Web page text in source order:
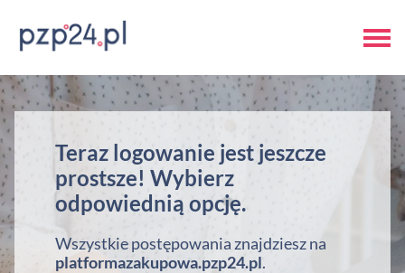
Teraz logowanie jest jeszcze
prostsze! Wybierz
odpowiednią opcję.
Wszystkie postępowania znajdziesz na
platformazakupowa.pzp24.pl.